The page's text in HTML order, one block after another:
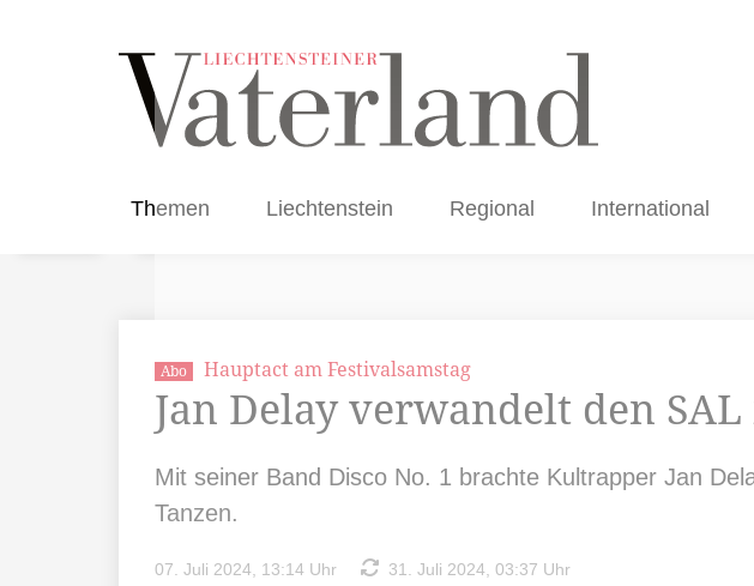
Themen Liechtenstein Regional International
Abo Hauptact am Festivalsamstag
Jan Delay verwandelt den
Mit seiner Band Disco No. 1 brachte Kultrapper Jan
Tanzen.
07. Juli 2024, 13:14 Uhr 31. Juli 2024, 03:37 Uhr